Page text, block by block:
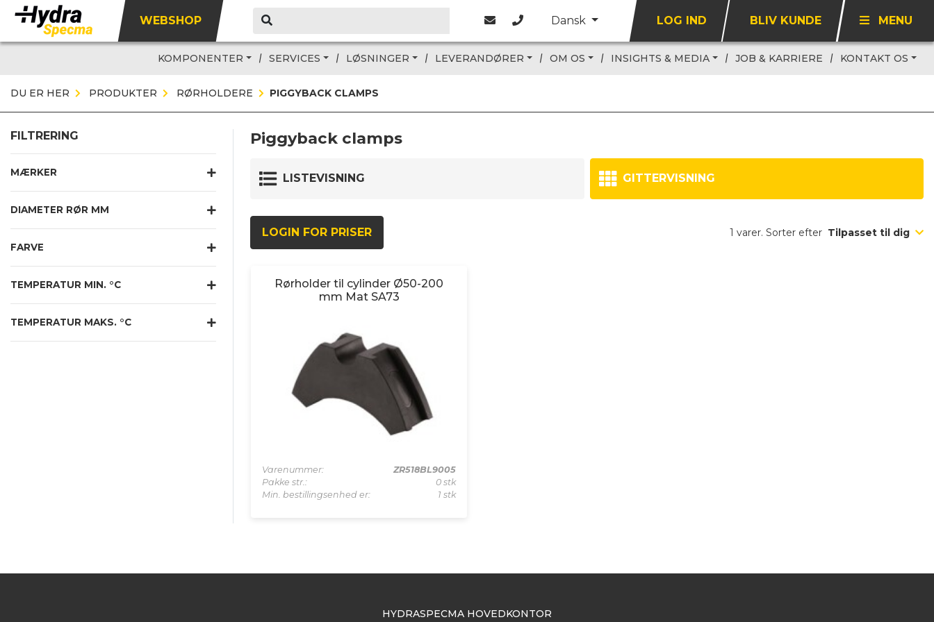
WEBSHOP Dansk LOG IND BLIV KUNDE MENU
KOMPONENTER SERVICES LØSNINGER LEVERANDØRER OM OS INSIGHTS & MEDIA JOB & KARRIERE KONTAKT OS
DU ER HER PRODUKTER RØRHOLDERE PIGGYBACK CLAMPS
FILTRERING
MÆRKER
DIAMETER RØR MM
FARVE
TEMPERATUR MIN. °C
TEMPERATUR MAKS. °C
Piggyback clamps
LISTEVISNING GITTERVISNING
LOGIN FOR PRISER 1 varer. Sorter efter Tilpasset til dig
Rørholder til cylinder Ø50-200
mm Mat SA73
Varenummer:
ZR518BL9005
Pakke str.:
0 stk
Min. bestillingsenhed er:
1 stk
HYDRASPECMA HOVEDKONTOR